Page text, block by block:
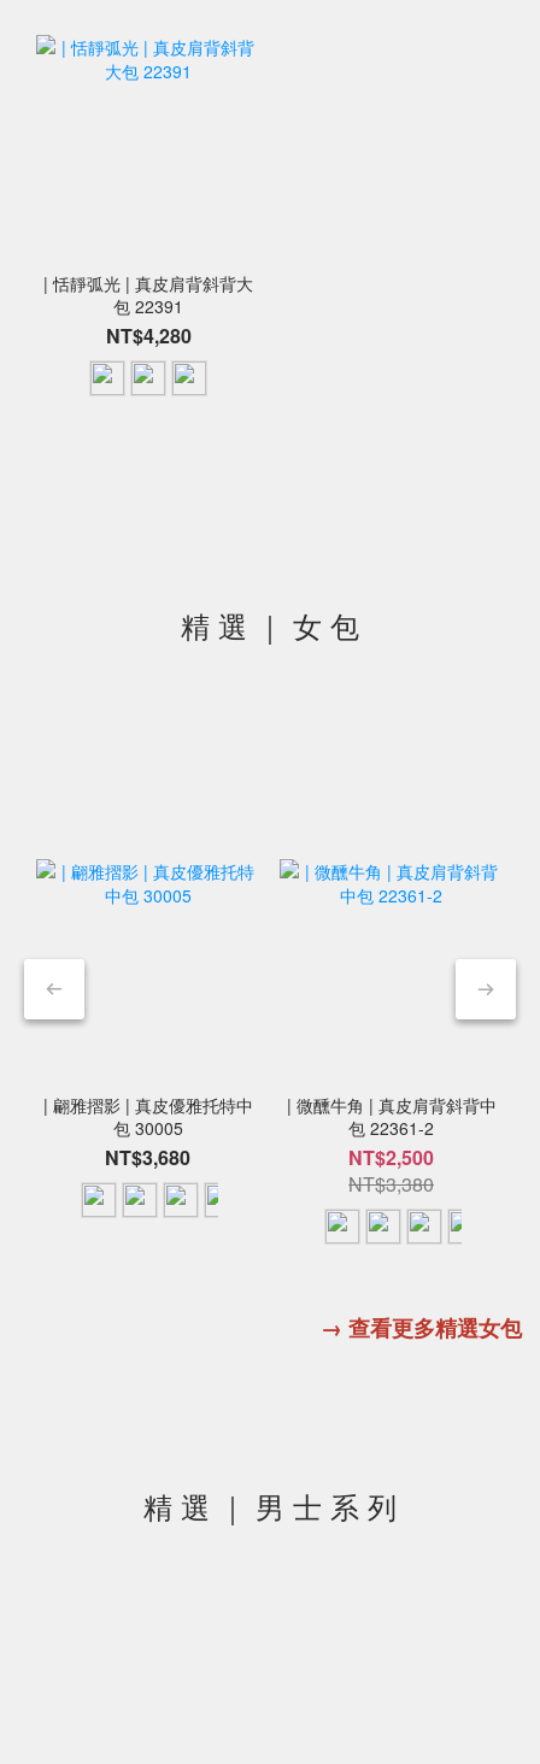
| 恬靜弧光 | 真皮肩背斜背大
包 22391
NT$4,280
精 選 ｜ 女 包
| 翩雅摺影 | 真皮優雅托特中
包 30005
NT$3,680
| 微醺牛角 | 真皮肩背斜背中
包 22361-2
NT$2,500
NT$3,380
→ 查看更多精選女包
精 選 ｜ 男 士 系 列